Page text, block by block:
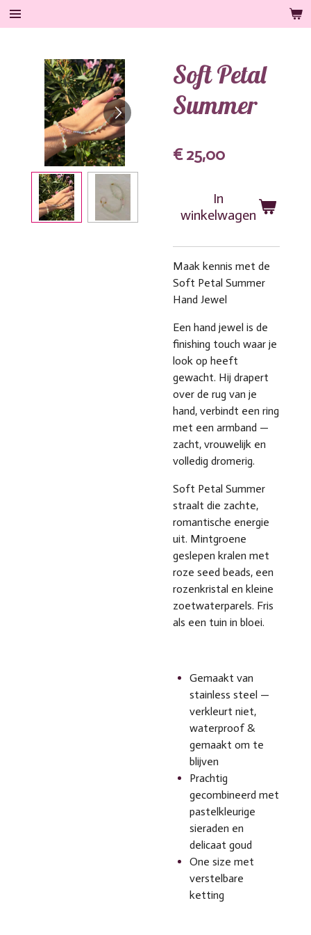
Ga
direct
hoofdinhoud
Soft Petal
Summer
€ 25,00
In
winkelwagen
Maak kennis met de
Soft Petal Summer
Hand Jewel
Een hand jewel is de
finishing touch waar je
look op heeft
gewacht. Hij drapert
over de rug van je
hand, verbindt een ring
met een armband —
zacht, vrouwelijk en
volledig dromerig.
Soft Petal Summer
straalt die zachte,
romantische energie
uit. Mintgroene
geslepen kralen met
roze seed beads, een
rozenkristal en kleine
zoetwaterparels. Fris
als een tuin in bloei.
Gemaakt van
stainless steel —
verkleurt niet,
waterproof &
gemaakt om te
blijven
Prachtig
gecombineerd met
pastelkleurige
sieraden en
delicaat goud
One size met
verstelbare
ketting